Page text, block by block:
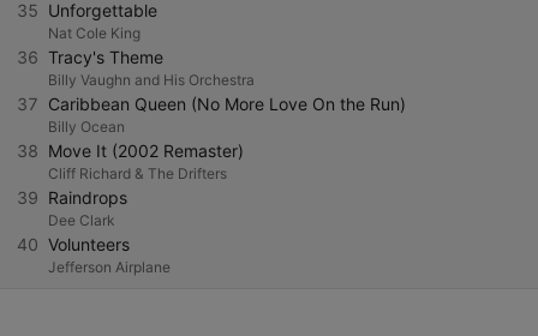
35 Unforgettable
Nat Cole King
36 Tracy's Theme
Billy Vaughn and His Orchestra
37 Caribbean Queen (No More Love On the Run)
Billy Ocean
38 Move It (2002 Remaster)
Cliff Richard & The Drifters
39 Raindrops
Dee Clark
40 Volunteers
Jefferson Airplane